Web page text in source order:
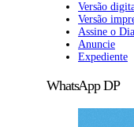
Versão
Versão
Assine o
Anuncie
Expediente
WhatsApp DP